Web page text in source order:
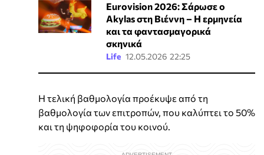
Eurovision 2026: Σάρωσε ο
Akylas στη Βιέννη – Η ερμηνεία
και τα φαντασμαγορικά
σκηνικά
Life 12.05.2026 22:25
Η τελική βαθμολογία προέκυψε από τη
βαθμολογία των επιτροπών, που καλύπτει το 50%
και τη ψηφοφορία του κοινού.